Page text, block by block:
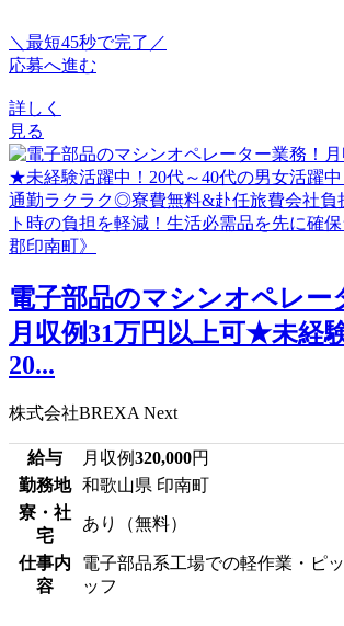
＼最短45秒で完了／
応募へ進む
詳しく
見る
電子部品のマシンオペレー
月収例31万円以上可★未経
20...
株式会社BREXA Next
給与 月収例320,000円
勤務地 和歌山県 印南町
寮・社
宅
あり（無料）
仕事内
容
電子部品系工場での軽作業・ピ
ッフ